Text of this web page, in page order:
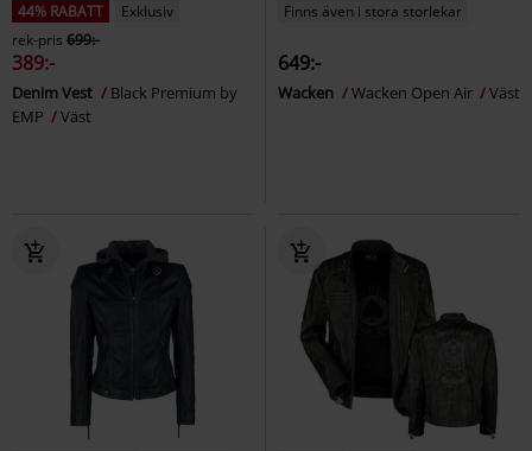
44% RABATT
Exklusiv
rek-pris 699:-
389:-
Denim Vest
Black Premium by
EMP
Väst
Finns även i stora storlekar
649:-
Wacken Wacken Open Air Väst